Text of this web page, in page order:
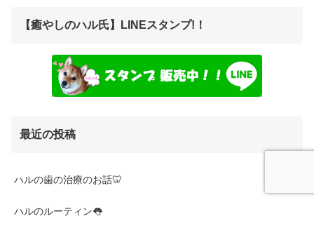
【癒やしのハル氏】LINEスタンプ!！
最近の投稿
ハルの歯の治療のお話🦷
ハルのルーティン👅